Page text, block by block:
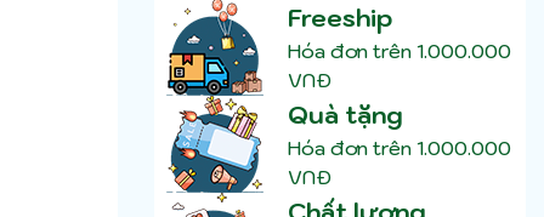
Freeship
Hóa đơn trên 1.000.000
VNĐ
Quà tặng
Hóa đơn trên 1.000.000
VNĐ